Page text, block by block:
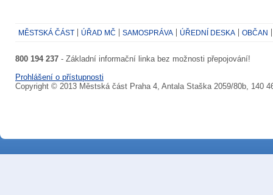
MĚSTSKÁ ČÁST ÚŘAD MČ SAMOSPRÁVA ÚŘEDNÍ DESKA OBČAN
800 194 237 - Základní informační linka bez možnosti přepojování!
Prohlášení o přístupnosti
Copyright © 2013 Městská část Praha 4, Antala Staška 2059/80b, 140